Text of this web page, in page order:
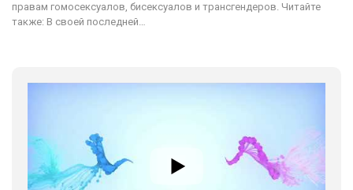
правам гомосексуалов, бисексуалов и трансгендеров. Читайте
также: В своей последней…